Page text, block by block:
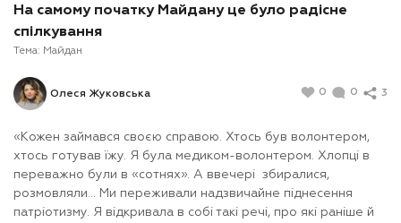
На самому початку Майдану це було радісне
спілкування
Тема: Майдан
Олеся Жуковська 0 0 3
«Кожен займався своєю справою. Хтось був волонтером,
хтось готував їжу. Я була медиком-волонтером. Хлопці в
переважно були в «сотнях». А ввечері збиралися,
розмовляли... Ми переживали надзвичайне піднесення
патріотизму. Я відкривала в собі такі речі, про які раніше й